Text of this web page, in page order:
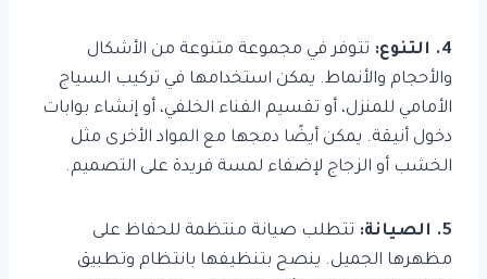
4. التنوع:
تتوفر في مجموعة متنوعة من الأشكال
والأحجام والأنماط. يمكن استخدامها في تركيب السياج
الأمامي للمنزل، أو تقسيم الفناء الخلفي، أو إنشاء بوابات
دخول أنيقة. يمكن أيضًا دمجها مع المواد الأخرى مثل
الخشب أو الزجاج لإضفاء لمسة فريدة على التصميم.
5. الصيانة:
تتطلب صيانة منتظمة للحفاظ على
مظهرها الجميل. ينصح بتنظيفها بانتظام وتطبيق